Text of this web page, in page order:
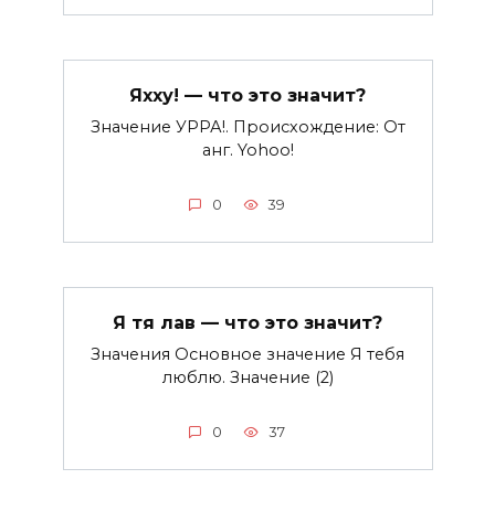
Яхху! — что это значит?
Значение УРРА!. Происхождение: От
анг. Yohoo!
0 39
Я тя лав — что это значит?
Значения Основное значение Я тебя
люблю. Значение (2)
0 37